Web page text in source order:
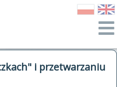
i przetwarzaniu